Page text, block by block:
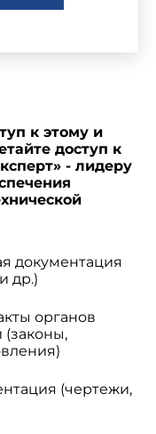
Госстрой Республики
Минстрой Республики
Минархстрой
Госстрой России
Госстрой Республики
к этому и
доступ к
- лидеру
документация
др.)
органов
(законы,
(чертежи,